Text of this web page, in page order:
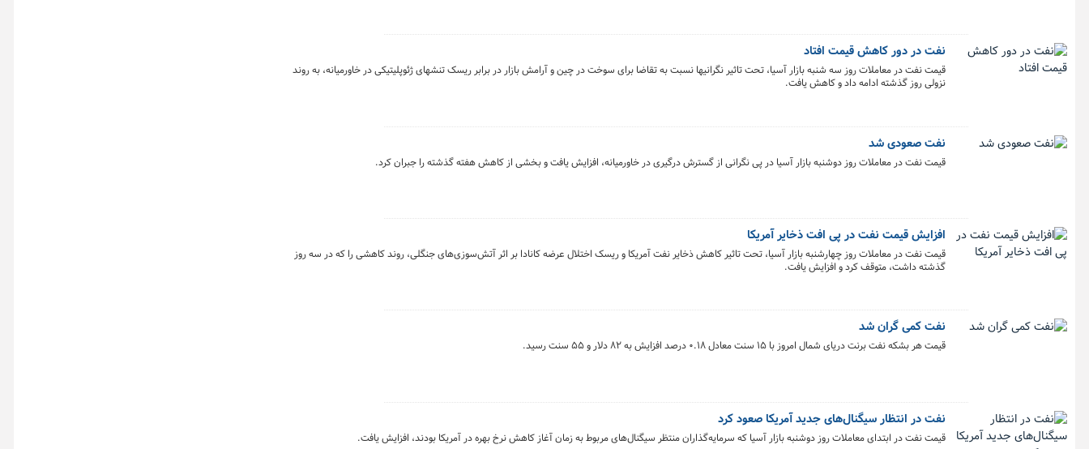
نفت در دور کاهش قیمت افتاد
قیمت نفت در معاملات روز سه شنبه بازار آسیا، تحت تاثیر نگرانیها نسبت به تقاضا برای سوخت در چین و آرامش بازار در برابر ریسک تنشهای ژئوپلیتیکی در خاورمیانه، به روند
نزولی روز گذشته ادامه داد و کاهش یافت.
نفت صعودی شد
قیمت نفت در معاملات روز دوشنبه بازار آسیا در پی نگرانی از گسترش درگیری در خاورمیانه، افزایش یافت و بخشی از کاهش هفته گذشته را جبران کرد.
افزایش قیمت نفت در پی افت ذخایر آمریکا
قیمت نفت در معاملات روز چهارشنبه بازار آسیا، تحت تاثیر کاهش ذخایر نفت آمریکا و ریسک اختلال عرضه کانادا بر اثر آتش‌سوزی‌های جنگلی، روند کاهشی را که در سه روز
گذشته داشت، متوقف کرد و افزایش یافت.
نفت کمی گران شد
قیمت هر بشکه نفت برنت دریای شمال امروز با ۱۵ سنت معادل ۰.۱۸ درصد افزایش به ۸۲ دلار و ۵۵ سنت رسید.
نفت در انتظار سیگنال‌های جدید آمریکا صعود کرد
قیمت نفت در ابتدای معاملات روز دوشنبه بازار آسیا که سرمایه‌گذاران منتظر سیگنال‌های مربوط به زمان آغاز کاهش نرخ بهره در آمریکا بودند، افزایش یافت.